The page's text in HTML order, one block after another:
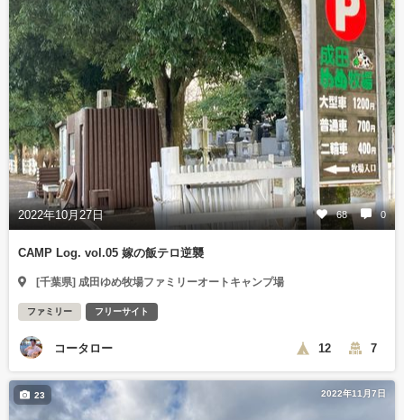
2022年10月27日 68 0
CAMP Log. vol.05 嫁の飯テロ逆襲
[千葉県] 成田ゆめ牧場ファミリーオートキャンプ場
ファミリー フリーサイト
コータロー 12 7
2022年11月7日
23